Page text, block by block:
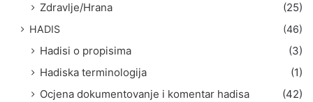
Zdravlje/Hrana
(25)
HADIS (46)
Hadisi o propisima
(3)
Hadiska terminologija
(1)
Ocjena dokumentovanje i komentar hadisa
(42)